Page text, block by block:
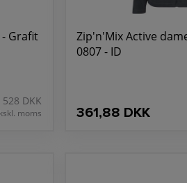
Grafit
528 DKK
moms
Zip'n'Mix Active
0807 - ID
361,88 DKK